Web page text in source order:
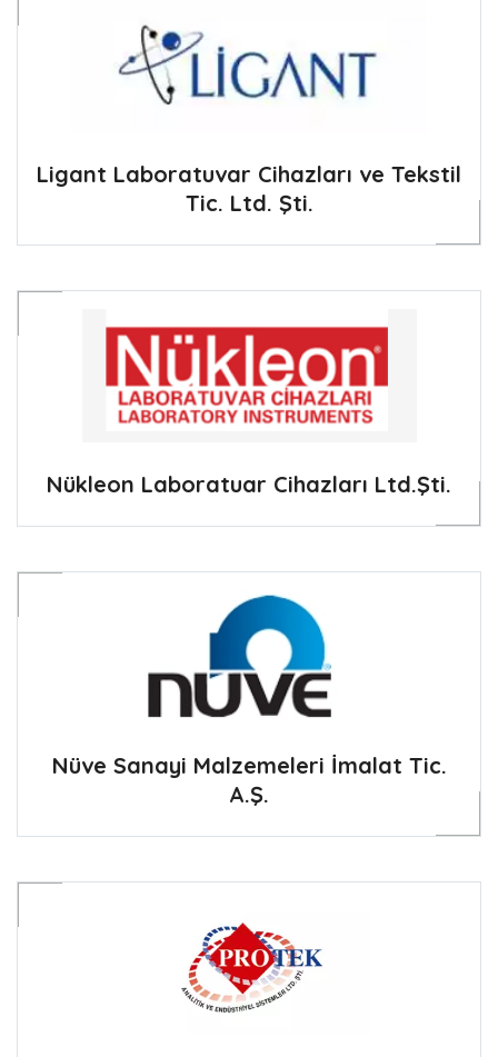
Ligant Laboratuvar Cihazları ve Tekstil
Tic. Ltd. Şti.
Nükleon Laboratuar Cihazları Ltd.Şti.
Nüve Sanayi Malzemeleri İmalat Tic.
A.Ş.